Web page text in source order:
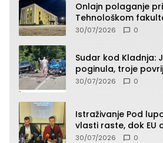
Onlajn polaganje
Tehnološkom
septembra u 9.00
30/07/2026 0
Sudar kod Kladnja:
poginula, troje
30/07/2026 0
Istraživanje Pod
vlasti raste, dok EU
građana
30/07/2026 0